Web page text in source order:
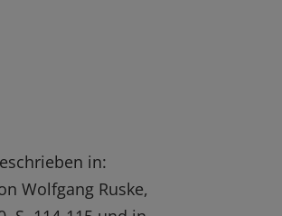
in:
Wolfgang Ruske,